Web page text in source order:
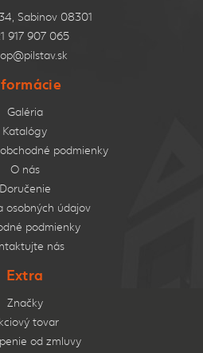
Sabinov 08301
917 907 065
Galéria
Katalógy
podmienky
O nás
Doručenie
osobných údajov
podmienky
nás
Extra
Značky
tovar
od zmluvy